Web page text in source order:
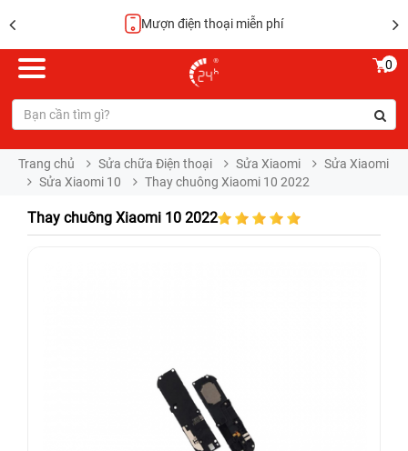
Mượn điện thoại miễn phí
0
Trang chủ Sửa chữa Điện thoại Sửa Xiaomi
Sửa Xiaomi
Sửa Xiaomi 10
Thay chuông Xiaomi 10 2022
Thay chuông Xiaomi 10 2022